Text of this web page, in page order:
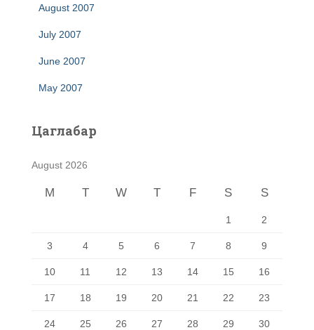
August 2007
July 2007
June 2007
May 2007
Цаглабар
August 2026
M T W T F S S
1 2
3 4 5 6 7 8 9
10 11 12 13 14 15 16
17 18 19 20 21 22 23
24 25 26 27 28 29 30